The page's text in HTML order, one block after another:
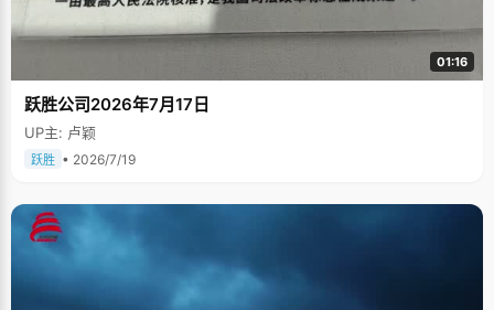
01:16
跃胜公司2026年7月17日
UP主: 卢颖
跃胜 • 2026/7/19